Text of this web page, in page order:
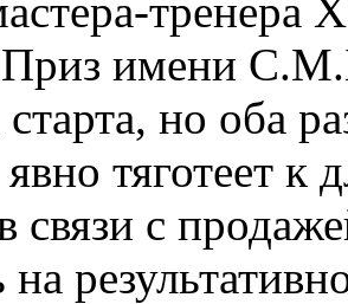
имени
но оба
тяготеет
связи с
на